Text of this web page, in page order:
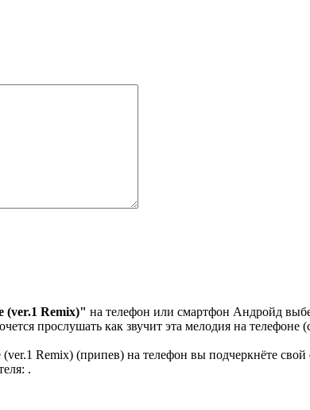
(ver.1 Remix)" на телефон или смартфон Андройд
прослушать как звучит эта мелодия на
Remix) (припев) на телефон вы подчеркнёте свой
.